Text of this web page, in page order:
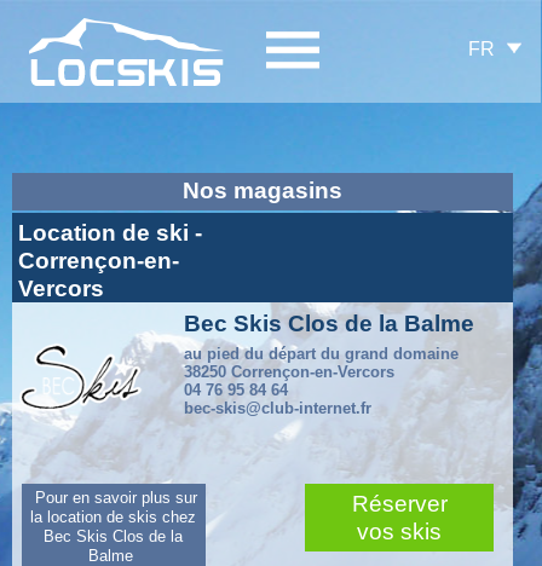
FR
Nos magasins
Location de ski -
Corrençon-en-
Vercors
Bec Skis Clos de la Balme
au pied du départ du grand domaine
38250 Corrençon-en-Vercors
04 76 95 84 64
bec-skis@club-internet.fr
Pour en savoir plus sur
la location de skis chez
Bec Skis Clos de la
Balme
Réserver
vos skis